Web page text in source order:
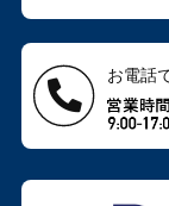
お電話